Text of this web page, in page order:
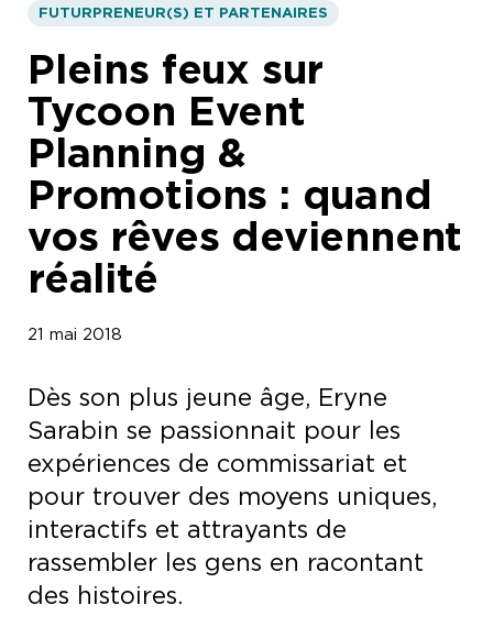
FUTURPRENEUR(S) ET PARTENAIRES
Pleins feux sur
Tycoon Event
Planning &
Promotions : quand
vos rêves deviennent
réalité
21 mai 2018
Dès son plus jeune âge, Eryne
Sarabin se passionnait pour les
expériences de commissariat et
pour trouver des moyens uniques,
interactifs et attrayants de
rassembler les gens en racontant
des histoires.